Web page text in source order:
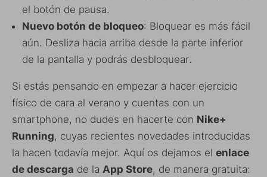
el botón de pausa.
Nuevo botón de bloqueo: Bloquear es más fácil
aún. Desliza hacia arriba desde la parte inferior
de la pantalla y podrás desbloquear.
Si estás pensando en empezar a hacer ejercicio
físico de cara al verano y cuentas con un
smartphone, no dudes en hacerte con Nike+
Running, cuyas recientes novedades introducidas
la hacen todavía mejor. Aquí os dejamos el enlace
de descarga de la App Store, de manera gratuita: